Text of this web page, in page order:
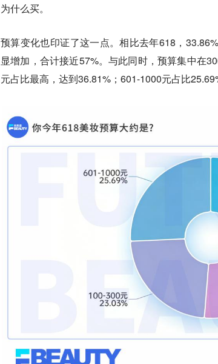
为什么买。
预算变化也印证了这一点。相比去年618，
显增加，合计接近57%。与此同时，预算集中在
元占比最高，达到36.81%；601-1000元占比